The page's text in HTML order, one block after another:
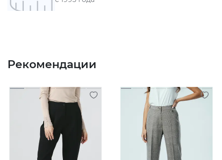
Рекомендации